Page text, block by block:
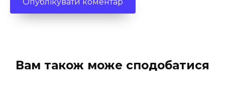
Вам також може сподобатися